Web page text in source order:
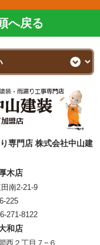
へ戻る
専門店 株式会社中山建
木店
南2-21-9
225
271-8122
和店
西２丁目７−６